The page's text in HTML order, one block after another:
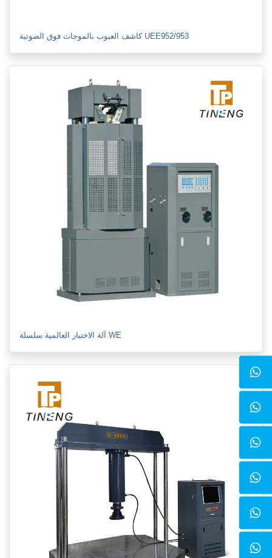
كاشف العيوب بالموجات فوق الصوتية UEE952/953
آلة الاختبار العالمية سلسلة WE